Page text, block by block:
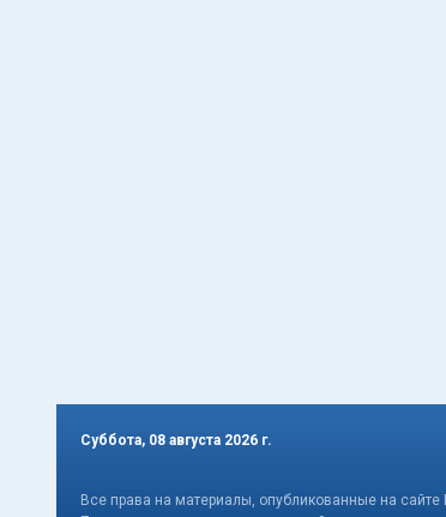
Суббота, 08 августа 2026 г.
Все права на материалы, опубликованные на сайте